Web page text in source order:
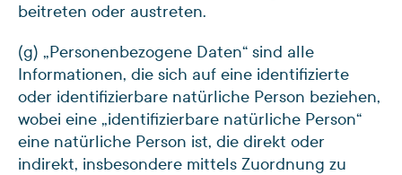
beitreten oder austreten.
(g) „Personenbezogene Daten“ sind alle
Informationen, die sich auf eine identifizierte
oder identifizierbare natürliche Person beziehen,
wobei eine „identifizierbare natürliche Person“
eine natürliche Person ist, die direkt oder
indirekt, insbesondere mittels Zuordnung zu